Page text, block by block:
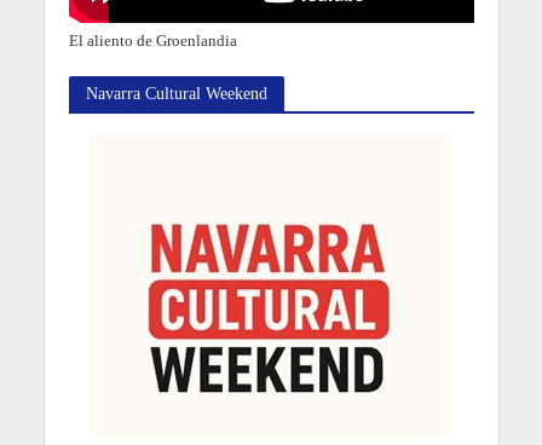
El aliento de Groenlandia
Navarra Cultural Weekend